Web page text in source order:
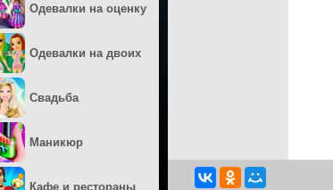
Одевалки на оценку
Одевалки на двоих
Свадьба
Маникюр
Кафе и рестораны